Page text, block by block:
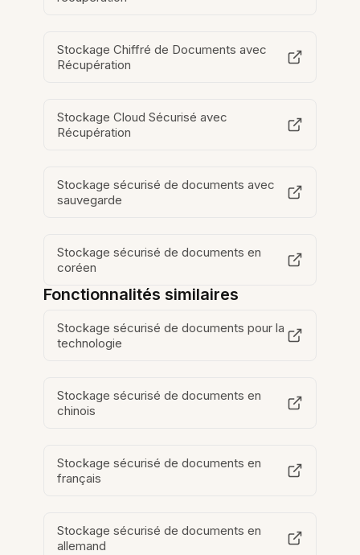
Stockage Chiffré de Documents avec
Récupération
Stockage Cloud Sécurisé avec
Récupération
Stockage sécurisé de documents avec
sauvegarde
Stockage sécurisé de documents en
coréen
Fonctionnalités similaires
Stockage sécurisé de documents pour la
technologie
Stockage sécurisé de documents en
chinois
Stockage sécurisé de documents en
français
Stockage sécurisé de documents en
allemand